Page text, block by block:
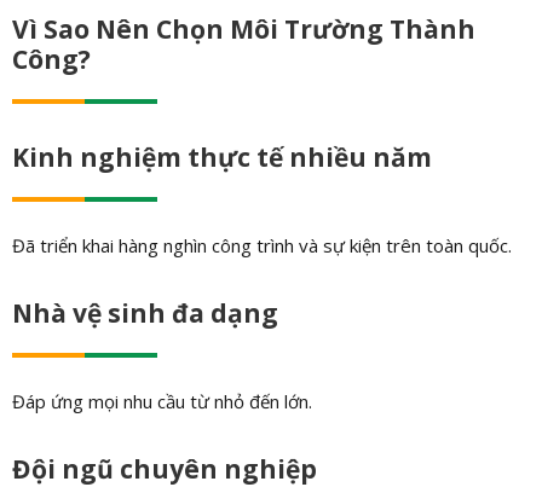
Vì Sao Nên Chọn Môi Trường Thành
Công?
Kinh nghiệm thực tế nhiều năm
Đã triển khai hàng nghìn công trình và sự kiện trên toàn quốc.
Nhà vệ sinh đa dạng
Đáp ứng mọi nhu cầu từ nhỏ đến lớn.
Đội ngũ chuyên nghiệp